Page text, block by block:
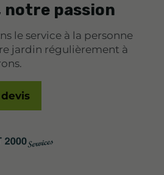
passion
le service à la personne
jardin régulièrement à